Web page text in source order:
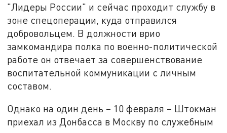
"Лидеры России" и сейчас проходит службу в
зоне спецоперации, куда отправился
добровольцем. В должности врио
замкомандира полка по военно-политической
работе он отвечает за совершенствование
воспитательной коммуникации с личным
составом.
Однако на один день – 10 февраля – Штокман
приехал из Донбасса в Москву по служебным